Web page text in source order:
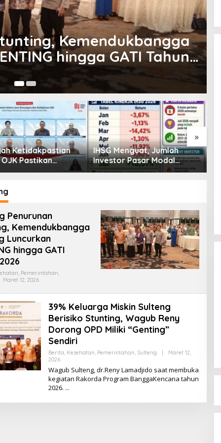
Berisiko Stunting,
Miliki “Genting” Sendiri
»
Jumlah
Pasar Modal
Pembiayaan Tumbuh
Positif, Ini Kondisi Terkini
Sektor PVML hingga Juni
Penurunan
Kemendukbangga
Luncurkan
hingga GATI
, Pemerintahan,
Maret 12, 2026O
E
K
I
39% Keluarga Miskin Sulteng
Berisiko Stunting, Wagub Reny
Dorong OPD Miliki “Genting”
Sendiri
Berita, Kesehatan, Pemerintahan, Sulteng
Maret 12,
2026O
E
H
K
K
Wagub Sulteng, dr.Reny Lamadjido saat membuka
kegiatan Rakorda Program BanggaKencana tahun
2026.
Dinamika Memanas, Enam
Pengurus Inti DPW NasDem
Baru Empat yang Tegas
Menyatakan